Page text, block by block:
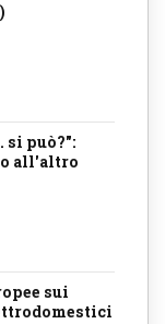
si può?":
all'altro
sui